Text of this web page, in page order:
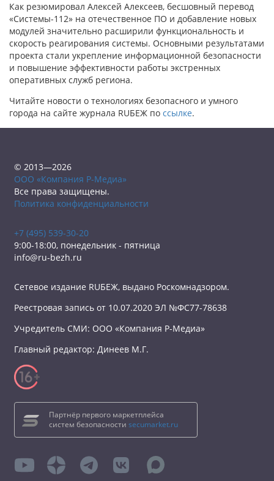
Как резюмировал Алексей Алексеев, бесшовный перевод
«Системы-112» на отечественное ПО и добавление новых
модулей значительно расширили функциональность и
скорость реагирования системы. Основными результатами
проекта стали укрепление информационной безопасности
и повышение эффективности работы экстренных
оперативных служб региона.
Читайте новости о технологиях безопасного и умного
города на сайте журнала RUБЕЖ по ссылке.
© 2013—2026
ООО «Компания Р-Медиа»
Все права защищены.
Политика конфиденциальности
+7 (495) 539-30-20
9:00-18:00, понедельник - пятница
info@ru-bezh.ru
Сетевое издание RUБЕЖ, выдано Роскомнадзором.
Реестровая запись от 10.07.2020 ЭЛ №ФС77-78638
Учредитель СМИ: ООО «Компания Р-Медиа»
Главный редактор: Динеев М.Г.
Партнёр первого маркетплейса
систем безопасности secumarket.ru